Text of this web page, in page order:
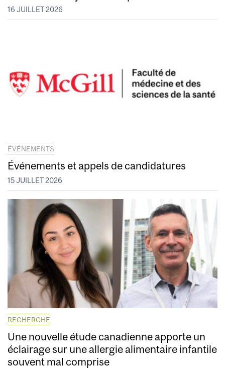
16 JUILLET 2026
ÉVÉNEMENTS
Événements et appels de candidatures
15 JUILLET 2026
RECHERCHE
Une nouvelle étude canadienne apporte un
éclairage sur une allergie alimentaire infantile
souvent mal comprise